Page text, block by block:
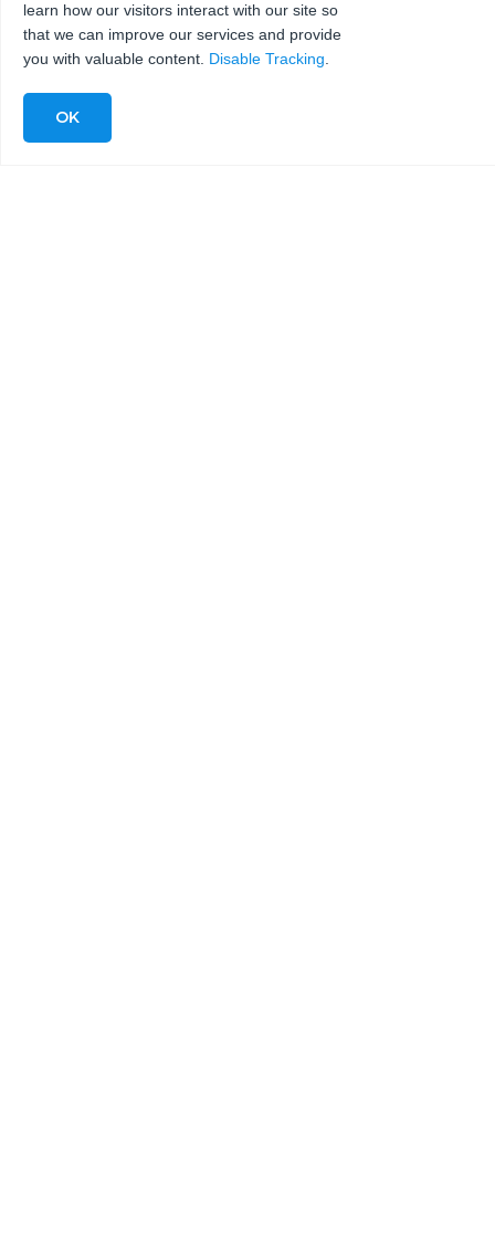
learn how our visitors interact with our site so
that we can improve our services and provide
you with valuable content. Disable Tracking